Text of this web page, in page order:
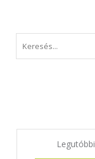
Legutóbbi